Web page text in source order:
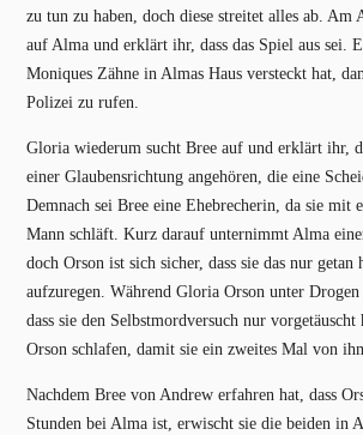
zu tun zu haben, doch diese streitet alles ab. Am
auf Alma und erklärt ihr, dass das Spiel aus sei.
Moniques Zähne in Almas Haus versteckt hat,
Polizei zu rufen.
Gloria wiederum sucht Bree auf und erklärt ihr,
einer Glaubensrichtung angehören, die eine
Demnach sei Bree eine Ehebrecherin, da sie mit
Mann schläft. Kurz darauf unternimmt Alma
doch Orson ist sich sicher, dass sie das nur getan
aufzuregen. Während Gloria Orson unter Drogen
dass sie den Selbstmordversuch nur
Orson schlafen, damit sie ein zweites Mal von
Nachdem Bree von Andrew erfahren hat, dass
Stunden bei Alma ist, erwischt sie die beiden in